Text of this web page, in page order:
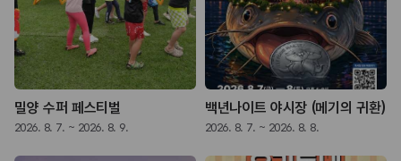
밀양 수퍼 페스티벌
2026. 8. 7. ~ 2026. 8. 9.
백년나이트 야시장 (메기의 귀환)
2026. 8. 7. ~ 2026. 8. 8.